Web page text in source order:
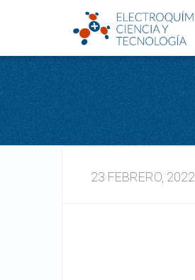
23 FEBRERO, 2022